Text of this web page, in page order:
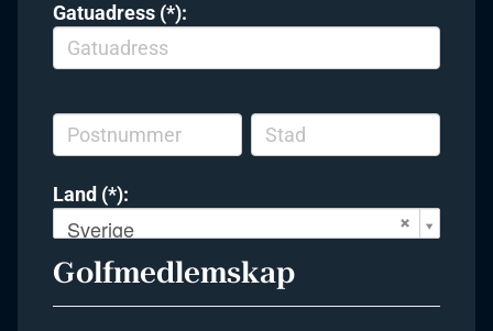
Gatuadress (*):
Land (*):
Sverige
Golfmedlemskap